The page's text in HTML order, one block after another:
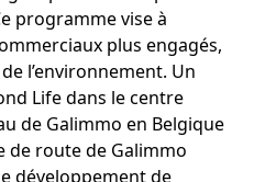
programme vise à
plus engagés,
l’environnement. Un
Life dans le centre
de Galimmo en Belgique
de route de Galimmo
développement de